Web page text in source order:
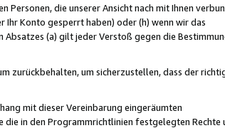
die unserer Ansicht nach mit Ihnen
Ihr Konto gesperrt haben) oder (h) wenn wir das
(a) gilt jeder Verstoß gegen die
zurückbehalten, um sicherzustellen, dass der
mit dieser Vereinbarung eingeräumten
die in den Programmrichtlinien festgelegten Rechte